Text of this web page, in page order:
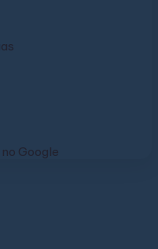
Google